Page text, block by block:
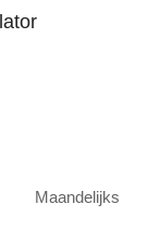
Maandelijks